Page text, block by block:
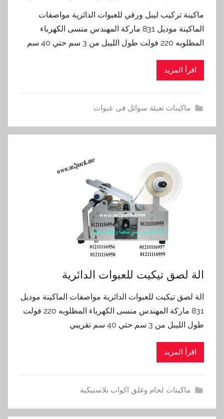
ماكينة تركيب ليبل ورقي للعبوات الدائرية مواصفات
الماكينة موديل 831 ماركة المهندس منسى الكهرباء
المطلوبه 220 فولت طول الليبل من 3 سم حتي 40 سم
اقرأ المزيد
ماكينات تعبئة سوائل فى عبوات
الة لصق تيكيت للعبوات الدائرية
الة لصق تيكيت للعبوات الدائرية مواصفات الماكينة موديل
831 ماركة المهندس منسى الكهرباء المطلوبه 220 فولت
طول الليبل من 3 سم حتي 40 سم تقريبي
اقرأ المزيد
ماكينات لحام وغلق اكواب بلاستيكية